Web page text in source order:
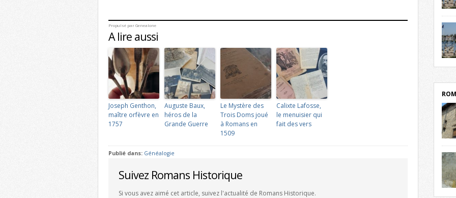
Propulsé par Genealone
A lire aussi
Joseph Genthon,
maître orfèvre en
1757
Auguste Baux,
héros de la
Grande Guerre
Le Mystère des
Trois Doms joué
à Romans en
1509
Calixte Lafosse,
le menuisier qui
fait des vers
Publié dans: Généalogie
Suivez Romans Historique
Si vous avez aimé cet article, suivez l'actualité de Romans Historique.
par